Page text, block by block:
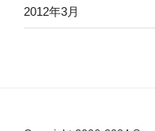
2012年3月